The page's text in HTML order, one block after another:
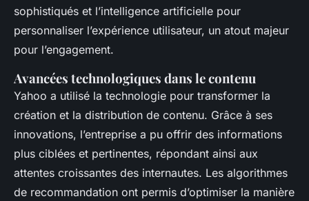
sophistiqués et l’intelligence artificielle pour
personnaliser l’expérience utilisateur, un atout majeur
pour l’engagement.
Avancées technologiques dans le contenu
Yahoo a utilisé la technologie pour transformer la
création et la distribution de contenu. Grâce à ses
innovations, l’entreprise a pu offrir des informations
plus ciblées et pertinentes, répondant ainsi aux
attentes croissantes des internautes. Les algorithmes
de recommandation ont permis d’optimiser la manière